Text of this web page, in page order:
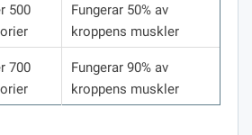
500
Fungerar 50% av
kroppens muskler
700
Fungerar 90% av
kroppens muskler